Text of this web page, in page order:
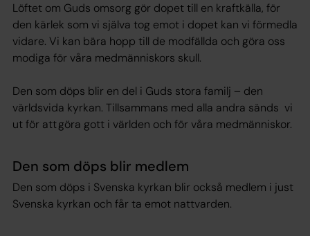
Löftet om Guds omsorg gör dopet till en kraftkälla, för
den kärlek som vi själva tog emot i dopet kan vi förmedla
vidare. Vi kan bära hopp till de modfällda och göra oss
modiga för våra medmänniskors skull.
Den som döps blir en del i Guds stora familj – den
världsvida kyrkan. Tillsammans med alla andra sänds vi
ut för att göra gott i världen och för våra medmänniskor.
Den som döps blir medlem
Den som döps i Svenska kyrkan blir också medlem i just
Svenska kyrkan och får ta emot nattvarden.